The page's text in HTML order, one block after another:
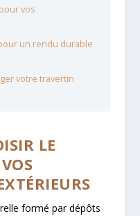
vos
un rendu durable
votre travertin
LE
formé par dépôts